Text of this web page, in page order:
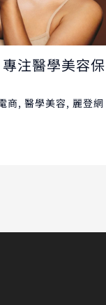
注醫學美容保
商, 醫學美容, 麗登網